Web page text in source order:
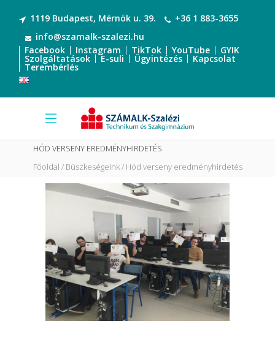
1119 Budapest, Mérnök u. 39.
+36 1 883-3655
info@szamalk-szalezi.hu
Facebook
Instagram TikTok YouTube GYIK
Szolgáltatások E-suli Ügyintézés Kapcsolat
Terembérlés
HÓD VERSENY EREDMÉNYHIRDETÉS
Főoldal Büszkeségeink Hód verseny eredményhirdetés